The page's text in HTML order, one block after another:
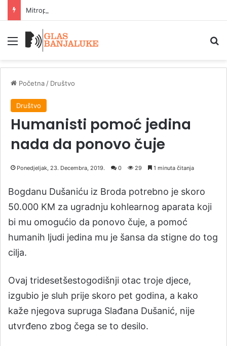
Meni
Početna / Društvo
Društvo
Humanisti pomoć jedina
nada da ponovo čuje
Ponedjeljak, 23. Decembra, 2019. 0 29 1 minuta čitanja
Bogdanu Dušaniću iz Broda potrebno je skoro
50.000 KM za ugradnju kohlearnog aparata koji
bi mu omogućio da ponovo čuje, a pomoć
humanih ljudi jedina mu je šansa da stigne do tog
cilja.
Ovaj tridesetšestogodišnji otac troje djece,
izgubio je sluh prije skoro pet godina, a kako
kaže njegova supruga Slađana Dušanić, nije
utvrđeno zbog čega se to desilo.